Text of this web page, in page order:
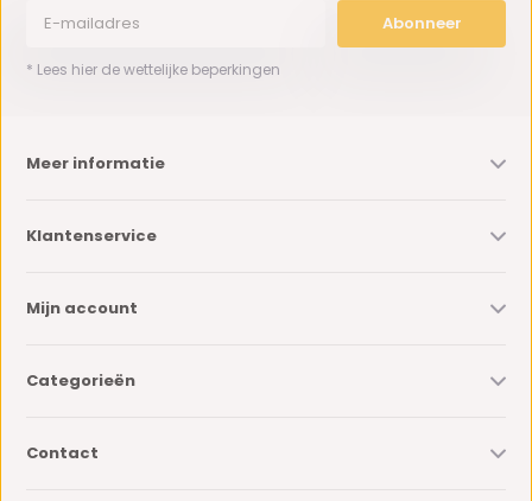
Abonneer
* Lees hier de wettelijke beperkingen
Meer informatie
Klantenservice
Mijn account
Categorieën
Contact